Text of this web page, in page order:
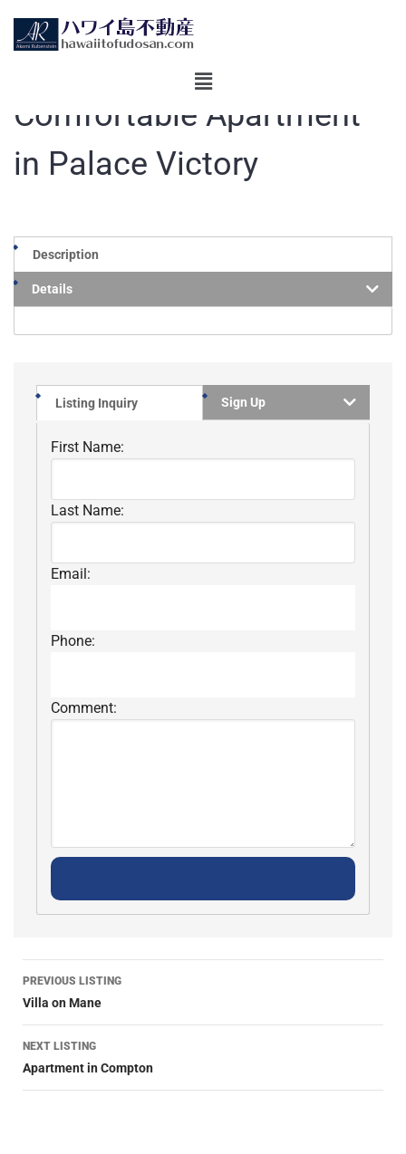
Comfortable Apartment
in Palace Victory
Description
Details
Listing Inquiry Sign Up
First Name:
Last Name:
Email:
Phone:
Comment:
PREVIOUS LISTING
Villa on Mane
NEXT LISTING
Apartment in Compton